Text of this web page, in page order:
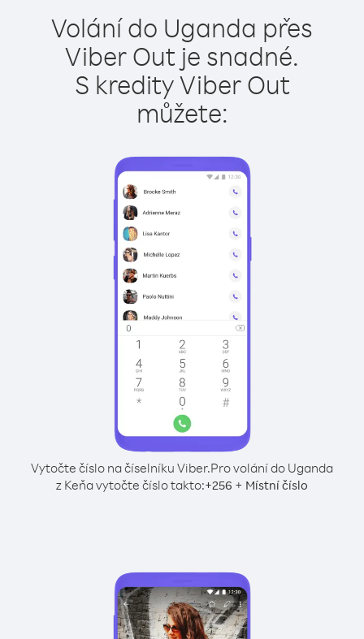
Volání do Uganda přes
Viber Out je snadné.
S kredity Viber Out
můžete:
Vytočte číslo na číselníku Viber.Pro volání do Uganda
z Keňa vytočte číslo takto:+256 + Místní číslo